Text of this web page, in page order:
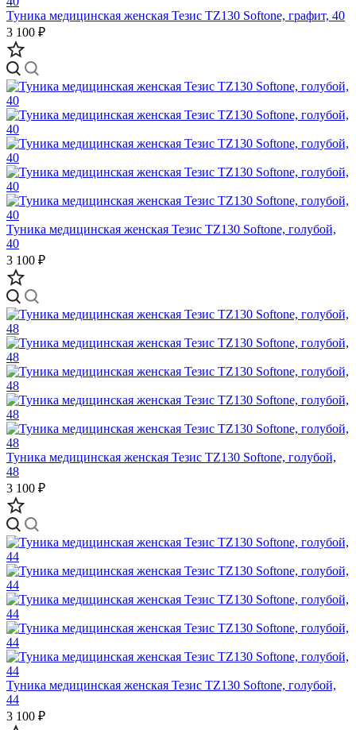
Туника медицинская женская Тезис TZ130 Softone, графит, 40
3 100 ₽
Туника медицинская женская Тезис TZ130 Softone, голубой,
40
3 100 ₽
Туника медицинская женская Тезис TZ130 Softone, голубой,
48
3 100 ₽
Туника медицинская женская Тезис TZ130 Softone, голубой,
44
3 100 ₽